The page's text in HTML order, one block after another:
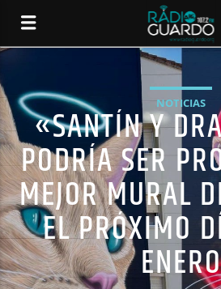
NOTICIAS
«SANTÍN Y
PODRÍA SER
MEJOR MURAL
EL PRÓXIMO
ENERO